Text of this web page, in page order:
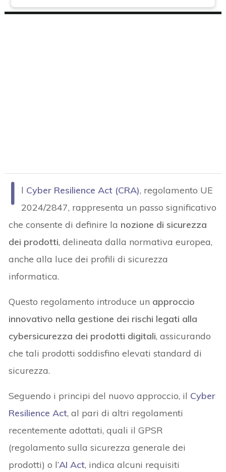
I l Cyber Resilience Act (CRA), regolamento UE
2024/2847, rappresenta un passo significativo
che consente di definire la nozione di sicurezza
dei prodotti, delineata dalla normativa europea,
anche alla luce dei profili di sicurezza
informatica.
Questo regolamento introduce un approccio
innovativo nella gestione dei rischi legati alla
cybersicurezza dei prodotti digitali, assicurando
che tali prodotti soddisfino elevati standard di
sicurezza.
Seguendo i principi del nuovo approccio, il Cyber
Resilience Act, al pari di altri regolamenti
recentemente adottati, quali il GPSR
(regolamento sulla sicurezza generale dei
prodotti) o l’AI Act, indica alcuni requisiti